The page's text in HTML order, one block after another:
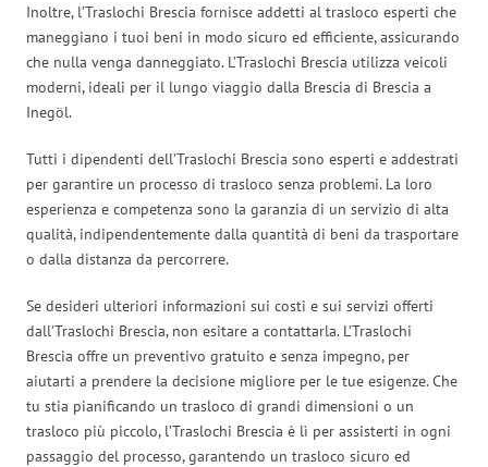
Inoltre, l’Traslochi Brescia fornisce addetti al trasloco esperti che
maneggiano i tuoi beni in modo sicuro ed efficiente, assicurando
che nulla venga danneggiato. L’Traslochi Brescia utilizza veicoli
moderni, ideali per il lungo viaggio dalla Brescia di Brescia a
Inegöl.
Tutti i dipendenti dell’Traslochi Brescia sono esperti e addestrati
per garantire un processo di trasloco senza problemi. La loro
esperienza e competenza sono la garanzia di un servizio di alta
qualità, indipendentemente dalla quantità di beni da trasportare
o dalla distanza da percorrere.
Se desideri ulteriori informazioni sui costi e sui servizi offerti
dall’Traslochi Brescia, non esitare a contattarla. L’Traslochi
Brescia offre un preventivo gratuito e senza impegno, per
aiutarti a prendere la decisione migliore per le tue esigenze. Che
tu stia pianificando un trasloco di grandi dimensioni o un
trasloco più piccolo, l’Traslochi Brescia è lì per assisterti in ogni
passaggio del processo, garantendo un trasloco sicuro ed